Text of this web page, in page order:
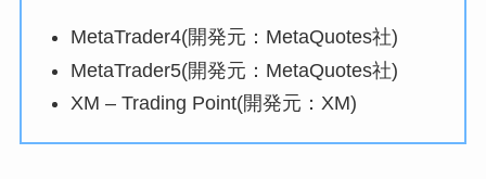
MetaTrader4(開発元：MetaQuotes社)
MetaTrader5(開発元：MetaQuotes社)
XM – Trading Point(開発元：XM)